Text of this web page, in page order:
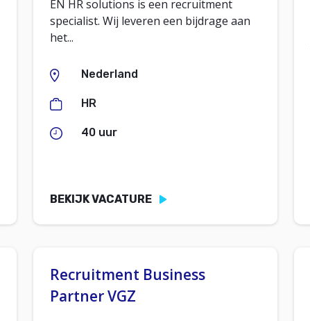
EN HR solutions is een recruitment
specialist. Wij leveren een bijdrage aan
het...
Nederland
HR
40 uur
BEKIJK VACATURE
Recruitment Business
Partner VGZ